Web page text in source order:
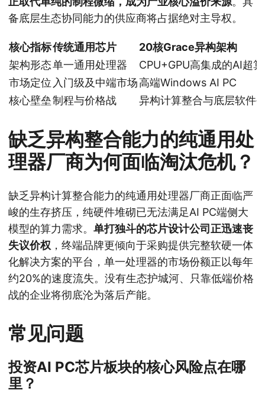
备底层生态协同能力的供应商将占据绝对主导权。
核心指标传统通用芯片
20核Grace异构架构
架构形态单一通用处理器
CPU+GPU高集成的AI超
市场定位 入门级及中端市场高端Windows AI PC
核心壁垒制程与价格战 异构计算整合与底层软件
缺乏异构整合能力的纯通用处
理器厂商为何面临淘汰危机？
缺乏异构计算整合能力的纯通用处理器厂商正面临严
峻的生存挤压，纯硬件堆砌已无法满足AI PC端侧大
模型的算力需求。 单打独斗的芯片设计公司正迅速丧
失议价权 ，终端品牌更倾向于采购提供完整软硬一体
化解决方案的平台，单一处理器的市场份额正以每年
约20%的速度流失。没有生态护城河、只靠低端价格
战的企业将彻底沦为落后产能。
常见问题
投资AI PC芯片板块的核心风险点在哪
里？